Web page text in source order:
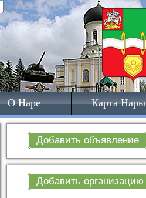
О Наре Карта Нары
Добавить объявление
Добавить организацию